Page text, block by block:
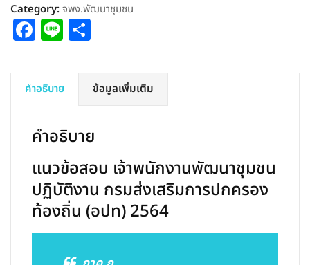
เจ้า
พนักงาน
ปฏิบัติ
(อปท)
Category:จพง.พัฒนาชุมชน
Facebook
Line
คำอธิบาย ข้อมูลเพิ่มเติม
คำอธิบาย
แนวข้อสอบ เจ้าพนักงานพัฒนาชุมชน
ปฏิบัติงาน กรมส่งเสริมการปกครอง
ท้องถิ่น (อปท) 2564